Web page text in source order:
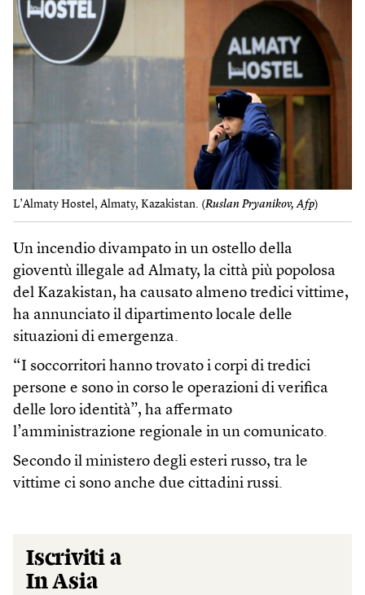
L’Almaty Hostel, Almaty, Kazakistan. (Ruslan Pryanikov, Afp)
Un incendio divampato in un ostello della
gioventù illegale ad Almaty, la città più popolosa
del Kazakistan, ha causato almeno tredici vittime,
ha annunciato il dipartimento locale delle
situazioni di emergenza.
“I soccorritori hanno trovato i corpi di tredici
persone e sono in corso le operazioni di verifica
delle loro identità”, ha affermato
l’amministrazione regionale in un comunicato.
Secondo il ministero degli esteri russo, tra le
vittime ci sono anche due cittadini russi.
Iscriviti a
In Asia